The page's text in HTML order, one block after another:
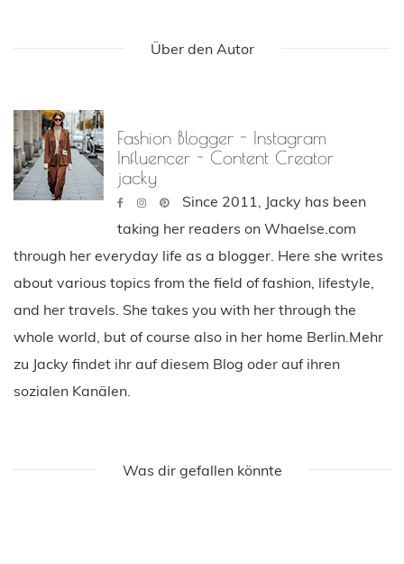
Über den Autor
Fashion Blogger - Instagram
Influencer - Content Creator
jacky
Since 2011, Jacky has been
taking her readers on Whaelse.com
through her everyday life as a blogger. Here she writes
about various topics from the field of fashion, lifestyle,
and her travels. She takes you with her through the
whole world, but of course also in her home Berlin.Mehr
zu Jacky findet ihr auf diesem Blog oder auf ihren
sozialen Kanälen.
Was dir gefallen könnte